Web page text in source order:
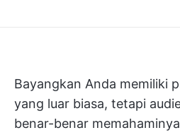
Bayangkan Anda memiliki
yang luar biasa, tetapi
benar-benar